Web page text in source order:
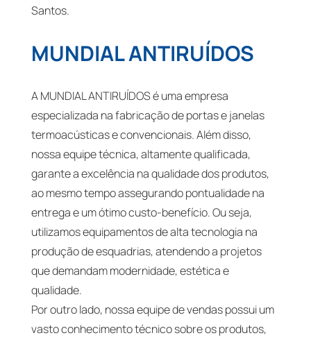
Santos.
MUNDIAL ANTIRUÍDOS
A MUNDIAL ANTIRUÍDOS é uma empresa
especializada na fabricação de portas e janelas
termoacústicas e convencionais. Além disso,
nossa equipe técnica, altamente qualificada,
garante a excelência na qualidade dos produtos,
ao mesmo tempo assegurando pontualidade na
entrega e um ótimo custo-benefício. Ou seja,
utilizamos equipamentos de alta tecnologia na
produção de esquadrias, atendendo a projetos
que demandam modernidade, estética e
qualidade.
Por outro lado, nossa equipe de vendas possui um
vasto conhecimento técnico sobre os produtos,